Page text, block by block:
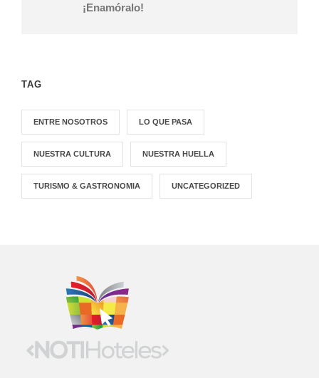
¡Enamóralo!
TAG
ENTRE NOSOTROS LO QUE PASA
NUESTRA CULTURA NUESTRA HUELLA
TURISMO & GASTRONOMIA UNCATEGORIZED